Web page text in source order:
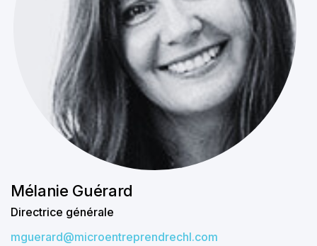
Mélanie Guérard
Directrice générale
mguerard@microentreprendrechl.com